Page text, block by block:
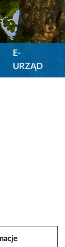
E-
URZĄD